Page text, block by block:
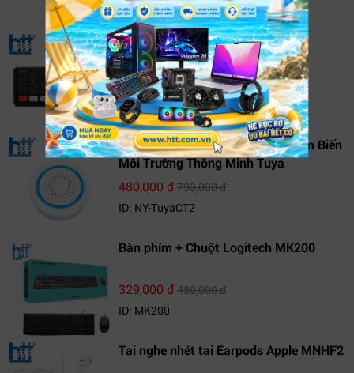
ATEM MINI
7,844,000 đ8,715,000 đ
ID: NY-ATEM MINI
Tuya CT2- Chuông Đèn Báo & Cảm Biến
Môi Trường Thông Minh Tuya
480,000 đ790,000 đ
ID: NY-TuyaCT2
Bàn phím + Chuột Logitech MK200
329,000 đ450,000 đ
ID: MK200
Tai nghe nhét tai Earpods Apple MNHF2